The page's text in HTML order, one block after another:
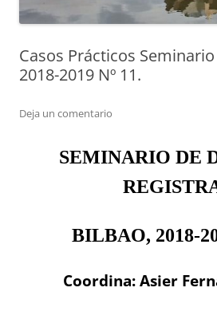
Casos Prácticos
2018-2019 Nº 11.
Deja un comentario
SEMINARIO DE
BILBAO, 2018-
Coordina: Asier